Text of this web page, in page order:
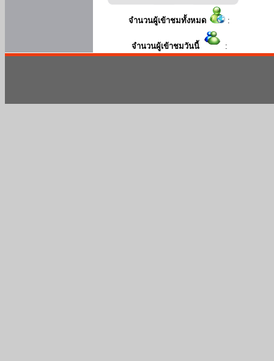
จำนวนผู้เข้าชมทั้งหมด :
จำนวนผู้เข้าชมวันนี้ :